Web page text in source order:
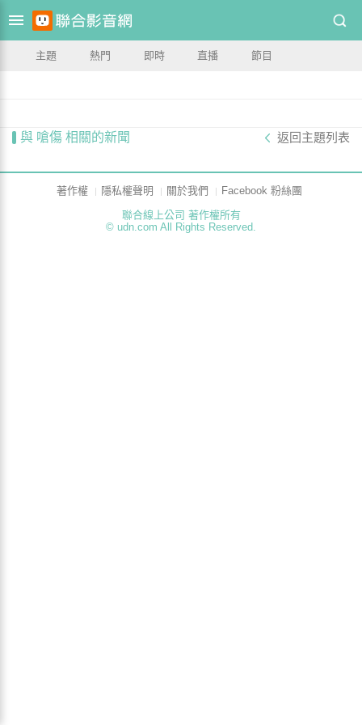
主題 熱門 即時 直播 節目
與 嗆傷 相關的新聞 返回主題列表
著作權 隱私權聲明 關於我們
Facebook 粉絲團
聯合線上公司 著作權所有
© udn.com All Rights Reserved.